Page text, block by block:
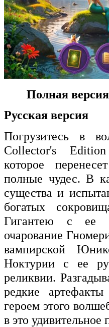
Полная
Русская версия
Погрузитесь в
Collector's
которое
полные чудес. В
существа и
богатых
Гигантею с ее
очарование
вампирской
Ноктурии с ее
реликвии.
редкие
героем этого
в это удивительное